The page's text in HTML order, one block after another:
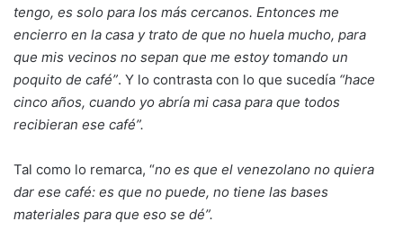
tengo, es solo para los más cercanos. Entonces me
encierro en la casa y trato de que no huela mucho, para
que mis vecinos no sepan que me estoy tomando un
poquito de café”. Y lo contrasta con lo que sucedía “hace
cinco años, cuando yo abría mi casa para que todos
recibieran ese café”.
Tal como lo remarca, “no es que el venezolano no quiera
dar ese café: es que no puede, no tiene las bases
materiales para que eso se dé”.